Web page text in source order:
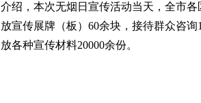
介绍，本次无烟日宣传活动当天，全市
放宣传展牌（板）60余块，接待群众咨
放各种宣传材料20000余份。